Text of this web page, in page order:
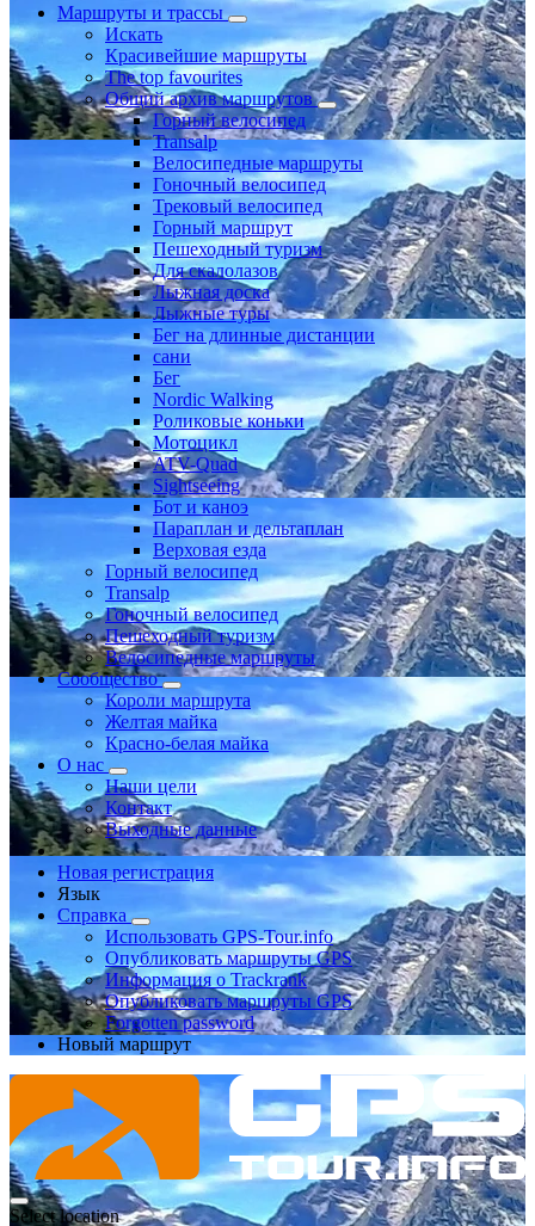
Маршруты и трассы
Искать
Красивейшие маршруты
The top favourites
Общий архив маршрутов
Горный велосипед
Transalp
Велосипедные маршруты
Гоночный велосипед
Трековый велосипед
Горный маршрут
Пешеходный туризм
Для скалолазов
Лыжная доска
Лыжные туры
Бег на длинные дистанции
сани
Бег
Nordic Walking
Роликовые коньки
Мотоцикл
ATV-Quad
Sightseeing
Бот и каноэ
Параплан и дельтаплан
Верховая езда
Горный велосипед
Transalp
Гоночный велосипед
Пешеходный туризм
Велосипедные маршруты
Сообщество
Короли маршрута
Желтая майка
Красно-белая майка
О нас
Наши цели
Контакт
Выходные данные
Новая регистрация
Язык
Справка
Использовать GPS-Tour.info
Опубликовать маршруты GPS
Информация о Trackrank
Опубликовать маршруты GPS
Forgotten password
Новый маршрут
Select location